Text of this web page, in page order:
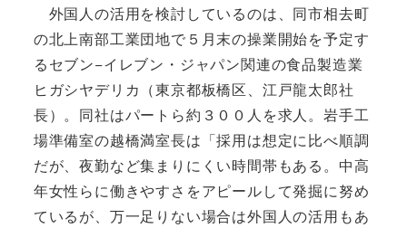
外国人の活用を検討しているのは、同市相去町
の北上南部工業団地で５月末の操業開始を予定す
るセブン−イレブン・ジャパン関連の食品製造業
ヒガシヤデリカ（東京都板橋区、江戸龍太郎社
長）。同社はパートら約３００人を求人。岩手工
場準備室の越橋満室長は「採用は想定に比べ順調
だが、夜勤など集まりにくい時間帯もある。中高
年女性らに働きやすさをアピールして発掘に努め
ているが、万一足りない場合は外国人の活用もあ